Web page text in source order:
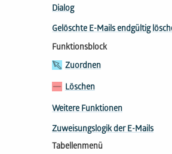
Dialog
Gelöschte E-Mails endgültig
Funktionsblock
Zuordnen
Löschen
Weitere Funktionen
Zuweisungslogik der E-Mails
Tabellenmenü